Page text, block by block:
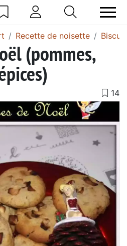
Recette de noisette
(pommes,